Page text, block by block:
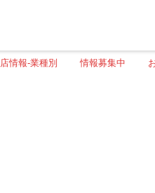
情報-業種別 情報募集中